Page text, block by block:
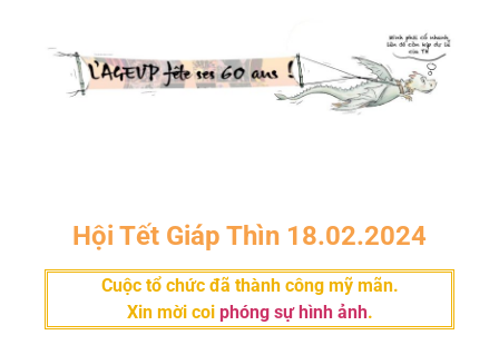
Hội Tết Giáp Thìn 18.02.2024
Cuộc tổ chức đã thành công mỹ mãn.
Xin mời coi phóng sự hình ảnh.